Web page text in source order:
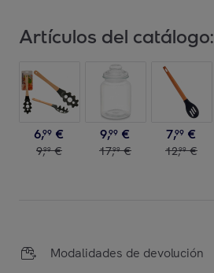
Artículos del catálogo:
6,99 €
9,99 €
9,99 €
17,99 €
7,99 €
12,99 €
Modalidades de devolución